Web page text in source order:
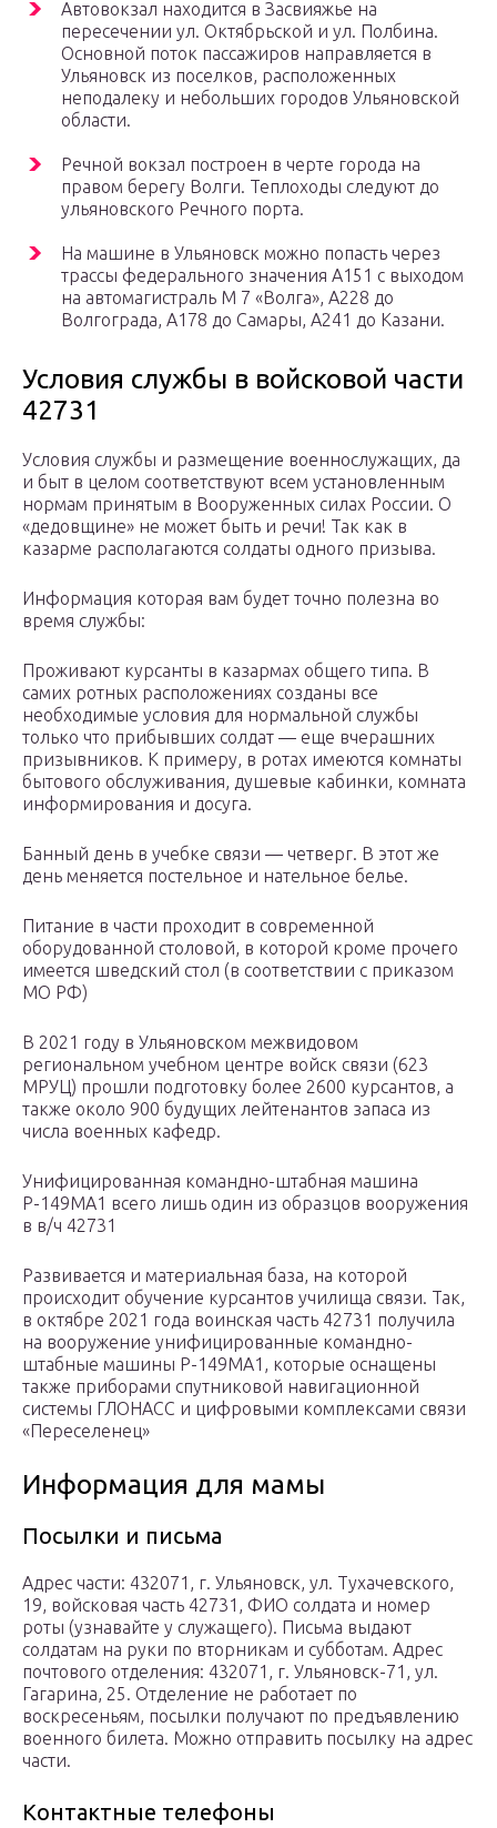
Автовокзал находится в Засвияжье на
пересечении ул. Октябрьской и ул. Полбина.
Основной поток пассажиров направляется в
Ульяновск из поселков, расположенных
неподалеку и небольших городов Ульяновской
области.
Речной вокзал построен в черте города на
правом берегу Волги. Теплоходы следуют до
ульяновского Речного порта.
На машине в Ульяновск можно попасть через
трассы федерального значения А151 с выходом
на автомагистраль М 7 «Волга», А228 до
Волгограда, А178 до Самары, А241 до Казани.
Условия службы в войсковой части
42731
Условия службы и размещение военнослужащих, да
и быт в целом соответствуют всем установленным
нормам принятым в Вооруженных силах России. О
«дедовщине» не может быть и речи! Так как в
казарме располагаются солдаты одного призыва.
Информация которая вам будет точно полезна во
время службы:
Проживают курсанты в казармах общего типа. В
самих ротных расположениях созданы все
необходимые условия для нормальной службы
только что прибывших солдат — еще вчерашних
призывников. К примеру, в ротах имеются комнаты
бытового обслуживания, душевые кабинки, комната
информирования и досуга.
Банный день в учебке связи — четверг. В этот же
день меняется постельное и нательное белье.
Питание в части проходит в современной
оборудованной столовой, в которой кроме прочего
имеется шведский стол (в соответствии с приказом
МО РФ)
В 2021 году в Ульяновском межвидовом
региональном учебном центре войск связи (623
МРУЦ) прошли подготовку более 2600 курсантов, а
также около 900 будущих лейтенантов запаса из
числа военных кафедр.
Унифицированная командно-штабная машина
Р-149МА1 всего лишь один из образцов вооружения
в в/ч 42731
Развивается и материальная база, на которой
происходит обучение курсантов училища связи. Так,
в октябре 2021 года воинская часть 42731 получила
на вооружение унифицированные командно-
штабные машины Р-149МА1, которые оснащены
также приборами спутниковой навигационной
системы ГЛОНАСС и цифровыми комплексами связи
«Переселенец»
Информация для мамы
Посылки и письма
Адрес части: 432071, г. Ульяновск, ул. Тухачевского,
19, войсковая часть 42731, ФИО солдата и номер
роты (узнавайте у служащего). Письма выдают
солдатам на руки по вторникам и субботам. Адрес
почтового отделения: 432071, г. Ульяновск-71, ул.
Гагарина, 25. Отделение не работает по
воскресеньям, посылки получают по предъявлению
военного билета. Можно отправить посылку на адрес
части.
Контактные телефоны